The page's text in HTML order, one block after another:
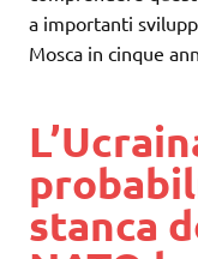
a importanti
Mosca in cinque
stanca